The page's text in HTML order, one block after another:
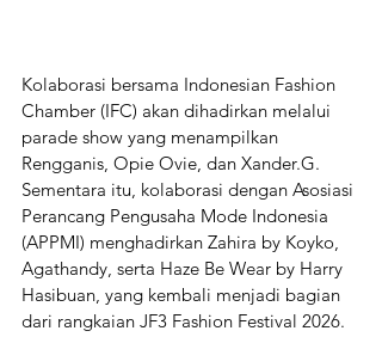
Kolaborasi bersama Indonesian Fashion
Chamber (IFC) akan dihadirkan melalui
parade show yang menampilkan
Rengganis, Opie Ovie, dan Xander.G.
Sementara itu, kolaborasi dengan Asosiasi
Perancang Pengusaha Mode Indonesia
(APPMI) menghadirkan Zahira by Koyko,
Agathandy, serta Haze Be Wear by Harry
Hasibuan, yang kembali menjadi bagian
dari rangkaian JF3 Fashion Festival 2026.